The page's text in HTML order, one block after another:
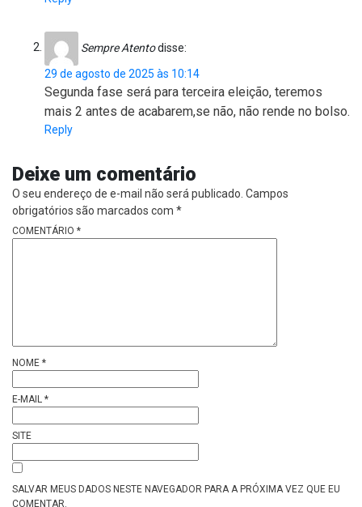
Sempre Atentodisse:
29 de agosto de 2025 às 10:14
Segunda fase será para terceira eleição, teremos
mais 2 antes de acabarem,se não, não rende no bolso.
Reply
Deixe um comentário
O seu endereço de e-mail não será publicado. Campos
obrigatórios são marcados com *
COMENTÁRIO *
NOME *
E-MAIL *
SITE
SALVAR MEUS DADOS NESTE NAVEGADOR PARA A PRÓXIMA VEZ QUE EU
COMENTAR.